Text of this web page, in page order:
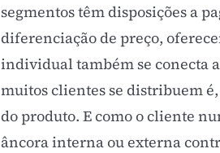
segmentos têm disposições a
diferenciação de preço,
individual também se conecta
muitos clientes se distribuem
do produto. E como o cliente
âncora interna ou externa